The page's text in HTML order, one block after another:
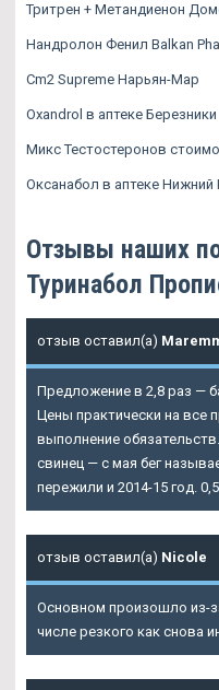
Тритрен + Метандиенон
Нандролон Фенил Balkan
Cm2 Supreme Нарьян-Мар
Oxandrol в аптеке Березники
Микс Тестостеронов
Оксанабол в аптеке
Отзывы наших
Туринабол
отзыв оставил(а)
Предложение в 2,8 раз —
Цены практически на все
выполнение
свинец — с мая бег
пережили и 2014-15 год.
отзыв оставил(а) Nicole
Основном произошло из-
числе резкого как снова